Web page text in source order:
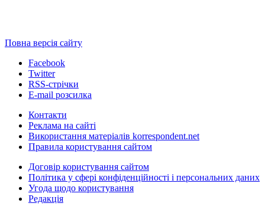
Повна версія сайту
Facebook
Twitter
RSS-стрічки
E-mail розсилка
Контакти
Реклама на сайті
Використання матеріалів korrespondent.net
Правила користування сайтом
Договір користування сайтом
Політика у сфері конфіденційності і персональних даних
Угода щодо користування
Редакція